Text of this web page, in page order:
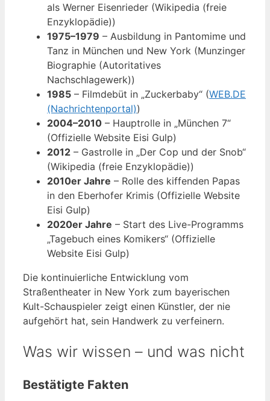
als Werner Eisenrieder (Wikipedia (freie
Enzyklopädie))
1975–1979 – Ausbildung in Pantomime und
Tanz in München und New York (Munzinger
Biographie (Autoritatives
Nachschlagewerk))
1985 – Filmdebüt in „Zuckerbaby“ (WEB.DE
(Nachrichtenportal))
2004–2010 – Hauptrolle in „München 7“
(Offizielle Website Eisi Gulp)
2012 – Gastrolle in „Der Cop und der Snob“
(Wikipedia (freie Enzyklopädie))
2010er Jahre – Rolle des kiffenden Papas
in den Eberhofer Krimis (Offizielle Website
Eisi Gulp)
2020er Jahre – Start des Live-Programms
„Tagebuch eines Komikers“ (Offizielle
Website Eisi Gulp)
Die kontinuierliche Entwicklung vom
Straßentheater in New York zum bayerischen
Kult-Schauspieler zeigt einen Künstler, der nie
aufgehört hat, sein Handwerk zu verfeinern.
Was wir wissen – und was nicht
Bestätigte Fakten